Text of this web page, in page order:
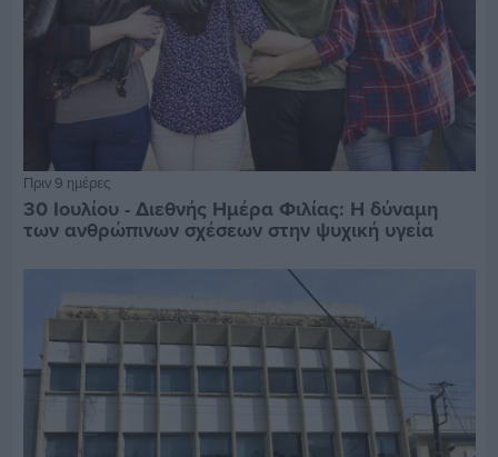
Πριν 9 ημέρες
30 Ιουλίου - Διεθνής Ημέρα Φιλίας: Η δύναμη
των ανθρώπινων σχέσεων στην ψυχική υγεία